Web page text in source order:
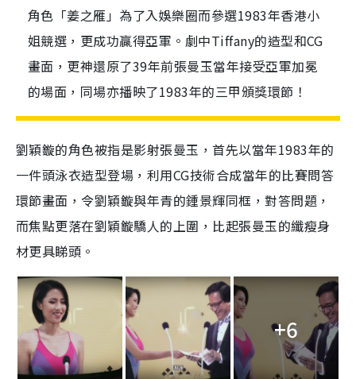
角色「姜之雁」為了入娛樂圈而參選1983年香港小
姐競選，更成功贏得亞軍。劇中Tiffany的造型和CG
畫面，更神還原了39年前張曼玉當年接受亞軍加冕
的場面，同場亦播映了1983年的三甲頒獎環節！
劉穎鏇的角色被指是影射張曼玉，首先以當年1983年的
一件頭泳衣造型登場，利用CG技術合成當年的比賽問答
環節畫面，令劉穎鏇與年青的鍾景輝同框，對答問題，
而焦點更落在劉穎鏇驕人的上圍，比起張曼玉的纖瘦身
材更具睇頭。
+6